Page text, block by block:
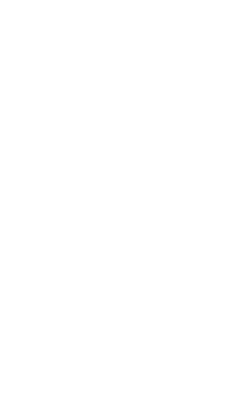
Krisi Air